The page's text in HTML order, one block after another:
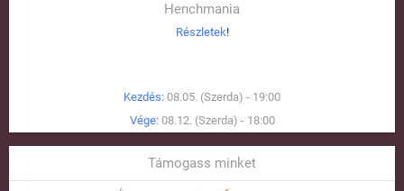
Henchmania
Részletek!
Kezdés: 08.05. (Szerda) - 19:00
Vége: 08.12. (Szerda) - 18:00
Támogass minket